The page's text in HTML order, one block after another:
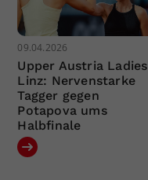
09.04.2026
Upper Austria Ladies
Linz: Nervenstarke
Tagger gegen
Potapova ums
Halbfinale